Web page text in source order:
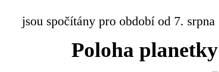
jsou spočítány pro období od 7.
Poloha